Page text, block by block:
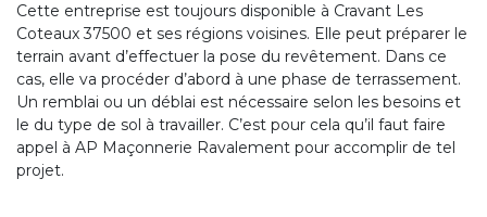
Cette entreprise est toujours disponible à Cravant Les
Coteaux 37500 et ses régions voisines. Elle peut préparer le
terrain avant d’effectuer la pose du revêtement. Dans ce
cas, elle va procéder d’abord à une phase de terrassement.
Un remblai ou un déblai est nécessaire selon les besoins et
le du type de sol à travailler. C’est pour cela qu’il faut faire
appel à AP Maçonnerie Ravalement pour accomplir de tel
projet.